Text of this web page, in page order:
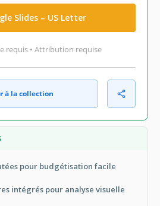
Slides – US Letter
requis • Attribution requise
à la collection
pour budgétisation facile
intégrés pour analyse visuelle